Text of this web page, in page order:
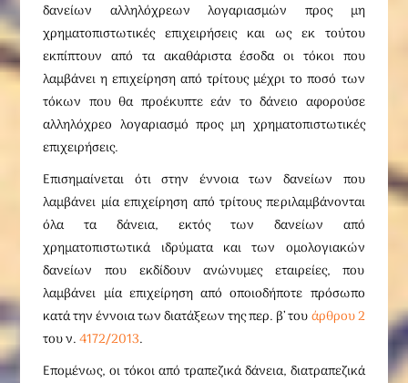
δανείων αλληλόχρεων λογαριασμών προς μη
χρηματοπιστωτικές επιχειρήσεις και ως εκ τούτου
εκπίπτουν από τα ακαθάριστα έσοδα οι τόκοι που
λαμβάνει η επιχείρηση από τρίτους μέχρι το ποσό των
τόκων που θα προέκυπτε εάν το δάνειο αφορούσε
αλληλόχρεο λογαριασμό προς μη χρηματοπιστωτικές
επιχειρήσεις.
Επισημαίνεται ότι στην έννοια των δανείων που
λαμβάνει μία επιχείρηση από τρίτους περιλαμβάνονται
όλα τα δάνεια, εκτός των δανείων από
χρηματοπιστωτικά ιδρύματα και των ομολογιακών
δανείων που εκδίδουν ανώνυμες εταιρείες, που
λαμβάνει μία επιχείρηση από οποιοδήποτε πρόσωπο
κατά την έννοια των διατάξεων της περ. β’ τουάρθρου 2
του ν.4172/2013.
Επομένως, οι τόκοι από τραπεζικά δάνεια, διατραπεζικά